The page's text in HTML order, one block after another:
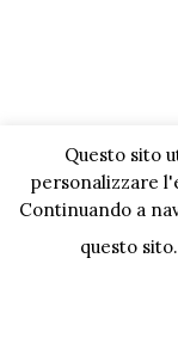
Questo sito
personalizzare
Continuando a
questo sito.